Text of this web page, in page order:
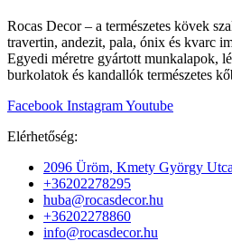
Rocas Decor – a természetes kövek
travertin, andezit, pala, ónix és kvarc
Egyedi méretre gyártott munkalapok,
burkolatok és kandallók természetes
Facebook InstagramYoutube
Elérhetőség:
2096 Üröm, Kmety György
+36202278295
huba@rocasdecor.hu
+36202278860
info@rocasdecor.hu